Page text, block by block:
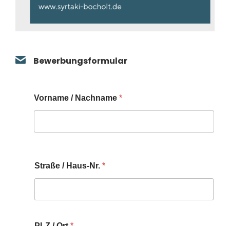
Bewerbungsformular
Vorname / Nachname *
Straße / Haus-Nr. *